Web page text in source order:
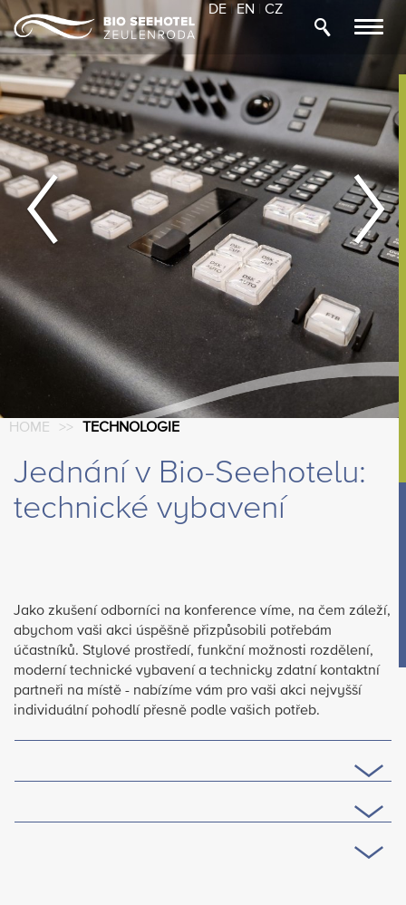
DE|EN
CZ
Previous
HOME >> TECHNOLOGIE
Jednání v Bio-Seehotelu:
technické vybavení
Jako zkušení odborníci na konference víme, na čem záleží,
abychom vaši akci úspěšně přizpůsobili potřebám
účastníků. Stylové prostředí, funkční možnosti rozdělení,
moderní technické vybavení a technicky zdatní kontaktní
partneři na místě - nabízíme vám pro vaši akci nejvyšší
individuální pohodlí přesně podle vašich potřeb.